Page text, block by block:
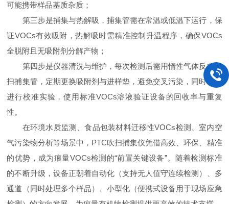
可能携带样品基质杂质；​
第三步是捕集与热解吸，捕集管需在常温或低温下运行，保
证VOCs有效吸附，热解吸时需精准控制升温程序，确保VOCs
全脱附且无吸附剂分解产物；​
第四步是仪器清洗与维护，每次检测后需用惰性气体反向吹
扫捕集管，定期更换吸附剂与进样垫，避免交叉污染，同时每周
进行校准实验，使用标准VOCs溶液验证设备的回收率与重复
性。​
在环境水质监测、食品包装材料迁移性VOCs检测、室内空
气污染物分析等场景中，PTC吹扫捕集仪凭借高效、环保、精准
的优势，成为痕量VOCs检测的“前置关键设备”。随着检测标准
的不断升级，设备正朝着自动化（支持无人值守连续检测）、多
通道（同时处理多个样品）、小型化（便携式设备用于现场应急